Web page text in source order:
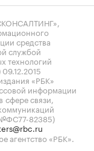
средства
службой
технологий
«РБК»
информации
связи,
82385)
агентство «РБК».